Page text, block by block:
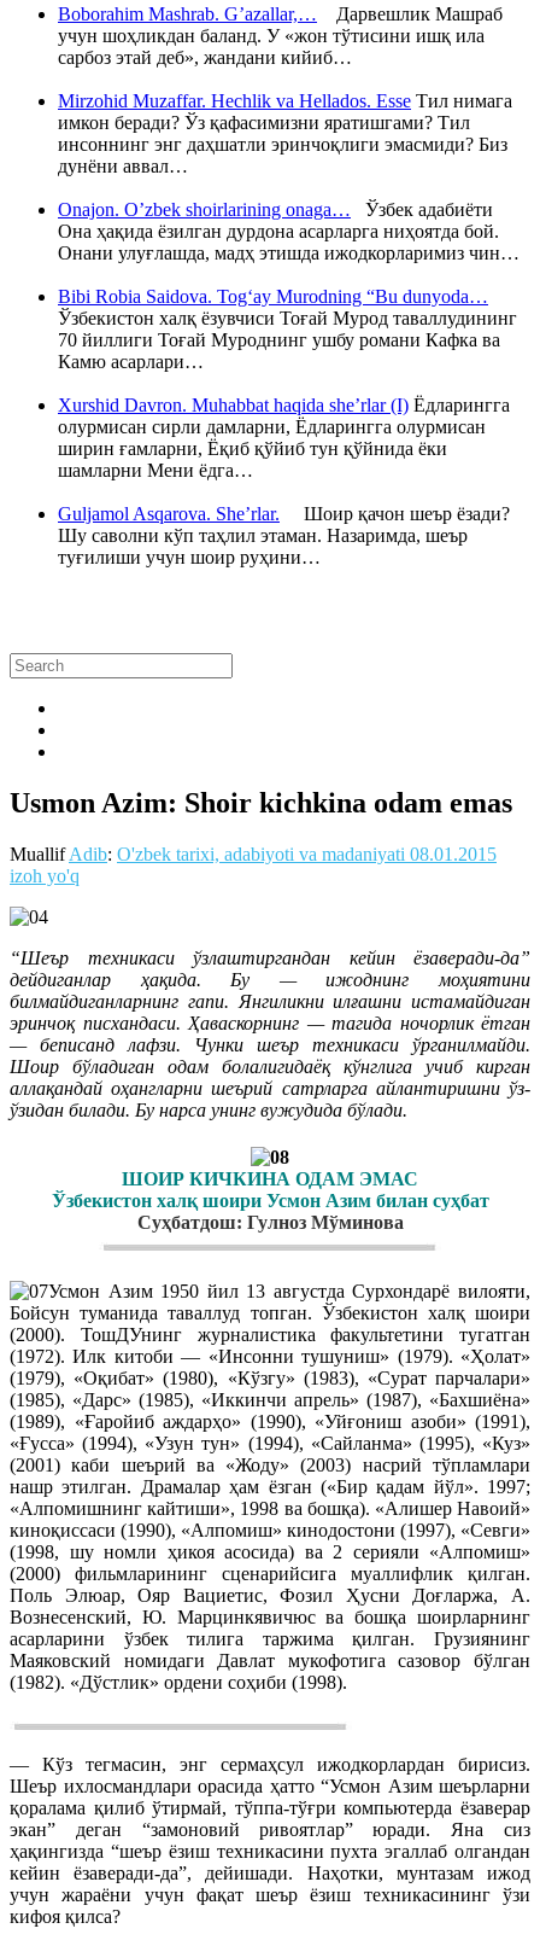
Boborahim Mashrab. G’azallar,… Дарвешлик Машраб
учун шоҳликдан баланд. У «жон тўтисини ишқ ила
сарбоз этай деб», жандани кийиб…
Mirzohid Muzaffar. Hechlik va Hellados. Esse Тил нимага
имкон беради? Ўз қафасимизни яратишгами? Тил
инсоннинг энг даҳшатли эринчоқлиги эмасмиди? Биз
дунёни аввал…
Onajon. O’zbek shoirlarining onaga… Ўзбек адабиёти
Она ҳақида ёзилган дурдона асарларга ниҳоятда бой.
Онани улуғлашда, мадҳ этишда ижодкорларимиз чин…
Bibi Robia Saidova. Tog‘ay Murodning “Bu dunyoda…
Ўзбекистон халқ ёзувчиси Тоғай Мурод таваллудининг
70 йиллиги Тоғай Муроднинг ушбу романи Кафка ва
Камю асарлари…
Xurshid Davron. Muhabbat haqida she’rlar (I) Ёдларингга
олурмисан сирли дамларни, Ёдларингга олурмисан
ширин ғамларни, Ёқиб қўйиб тун қўйнида ёки
шамларни Мени ёдга…
Guljamol Asqarova. She’rlar. Шоир қачон шеър ёзади?
Шу саволни кўп таҳлил этаман. Назаримда, шеър
туғилиши учун шоир руҳини…
Usmon Azim: Shoir kichkina odam emas
MuallifAdib: O'zbek tarixi, adabiyoti va madaniyati 08.01.2015
izoh yo'q
“Шеър техникаси ўзлаштиргандан кейин ёзаверади-да”
дейдиганлар ҳақида. Бу — ижоднинг моҳиятини
билмайдиганларнинг гапи. Янгиликни илғашни истамайдиган
эринчоқ писхандаси. Ҳаваскорнинг — тагида ночорлик ётган
— беписанд лафзи. Чунки шеър техникаси ўрганилмайди.
Шоир бўладиган одам болалигидаёқ кўнглига учиб кирган
аллақандай оҳангларни шеърий сатрларга айлантиришни ўз-
ўзидан билади. Бу нарса унинг вужудида бўлади.
ШОИР КИЧКИНА ОДАМ ЭМАС
Ўзбекистон халқ шоири Усмон Азим билан суҳбат
Суҳбатдош: Гулноз Мўминова
Усмон Азим 1950 йил 13 августда Сурхондарё вилояти,
Бойсун туманида таваллуд топган. Ўзбекистон халқ шоири
(2000). ТошДУнинг журналистика факультетини тугатган
(1972). Илк китоби — «Инсонни тушуниш» (1979). «Ҳолат»
(1979), «Оқибат» (1980), «Кўзгу» (1983), «Сурат парчалари»
(1985), «Дарс» (1985), «Иккинчи апрель» (1987), «Бахшиёна»
(1989), «Ғаройиб аждарҳо» (1990), «Уйғониш азоби» (1991),
«Ғусса» (1994), «Узун тун» (1994), «Сайланма» (1995), «Куз»
(2001) каби шеърий ва «Жоду» (2003) насрий тўпламлари
нашр этилган. Драмалар ҳам ёзган («Бир қадам йўл». 1997;
«Алпомишнинг кайтиши», 1998 ва бошқа). «Алишер Навоий»
киноқиссаси (1990), «Алпомиш» кинодостони (1997), «Севги»
(1998, шу номли ҳикоя асосида) ва 2 серияли «Алпомиш»
(2000) фильмларининг сценарийсига муаллифлик қилган.
Поль Элюар, Ояр Вациетис, Фозил Ҳусни Доғларжа, А.
Вознесенский, Ю. Марцинкявичюс ва бошқа шоирларнинг
асарларини ўзбек тилига таржима қилган. Грузиянинг
Маяковский номидаги Давлат мукофотига сазовор бўлган
(1982). «Дўстлик» ордени соҳиби (1998).
— Кўз тегмасин, энг сермаҳсул ижодкорлардан бирисиз.
Шеър ихлосмандлари орасида ҳатто “Усмон Азим шеърларни
қоралама қилиб ўтирмай, тўппа-тўғри компьютерда ёзаверар
экан” деган “замоновий ривоятлар” юради. Яна сиз
ҳақингизда “шеър ёзиш техникасини пухта эгаллаб олгандан
кейин ёзаверади-да”, дейишади. Наҳотки, мунтазам ижод
учун жараёни учун фақат шеър ёзиш техникасининг ўзи
кифоя қилса?